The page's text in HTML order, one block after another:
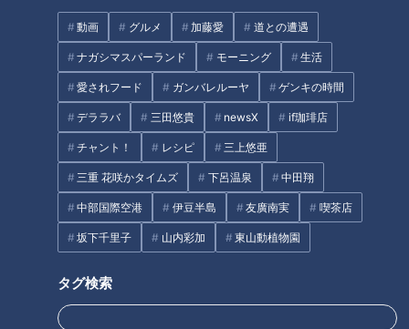
動画 グルメ 加藤愛 道との遭遇
ナガシマスパーランド モーニング 生活
愛されフード ガンバレルーヤ ゲンキの時間
デララバ 三田悠貴 newsX if珈琲店
チャント！ レシピ 三上悠亜
三重 花咲かタイムズ 下呂温泉 中田翔
中部国際空港 伊豆半島 友廣南実 喫茶店
坂下千里子 山内彩加 東山動植物園
タグ検索
一度食べたらやみつき必至！？
名古屋が誇る「麺屋はなび」の
台湾まぜそば誕生秘話
昭和13年創業！だしの香り漂う
高山ラーメン発祥のお店「まさ
ごそば」
三重県発祥なのに名古屋めし？